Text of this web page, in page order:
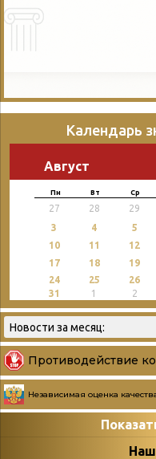
Календарь
Август
Пн Вт Ср
27 28 29
3 4 5
10
11 12
17
18 19
24 25 26
31
1 2
Противодействие
Независимая оценка